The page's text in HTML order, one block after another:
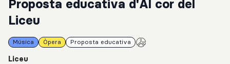
Proposta educativa d'Al cor del
Liceu
Música Òpera Proposta educativa
Liceu